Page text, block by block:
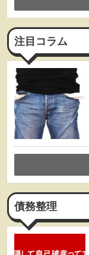
注目コラム
債務整理